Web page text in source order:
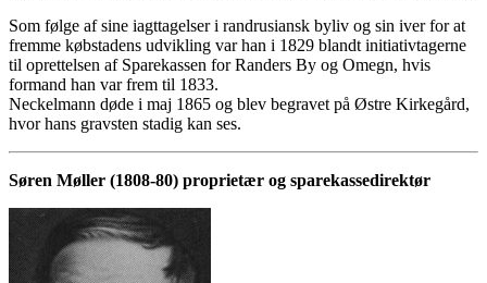
Som følge af sine iagttagelser i randrusiansk byliv og sin iver for at
fremme købstadens udvikling var han i 1829 blandt initiativtagerne
til oprettelsen af Sparekassen for Randers By og Omegn, hvis
formand han var frem til 1833.
Neckelmann døde i maj 1865 og blev begravet på Østre Kirkegård,
hvor hans gravsten stadig kan ses.
Søren Møller (1808-80) proprietær og sparekassedirektør